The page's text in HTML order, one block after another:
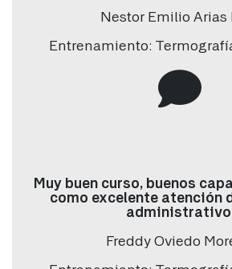
Términos y
Acepta términos y condiciones
Nestor Emilio Arias
Entrenamiento:
Muy buen curso, buenos
como excelente atención
Freddy Oviedo